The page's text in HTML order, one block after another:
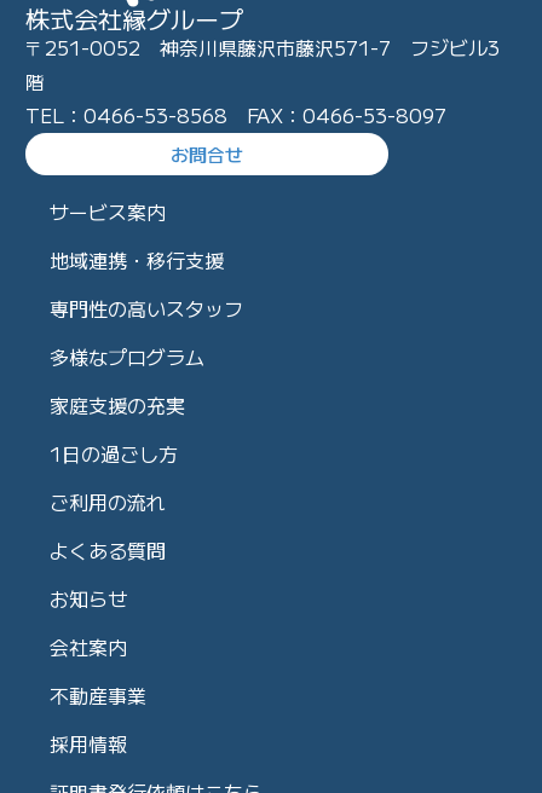
株式会社縁グループ
〒251-0052 神奈川県藤沢市藤沢571-7 フジビル3
階
TEL：0466-53-8568 FAX：0466-53-8097
お問合せ
サービス案内
地域連携・移行支援
専門性の高いスタッフ
多様なプログラム
家庭支援の充実
1日の過ごし方
ご利用の流れ
よくある質問
お知らせ
会社案内
不動産事業
採用情報